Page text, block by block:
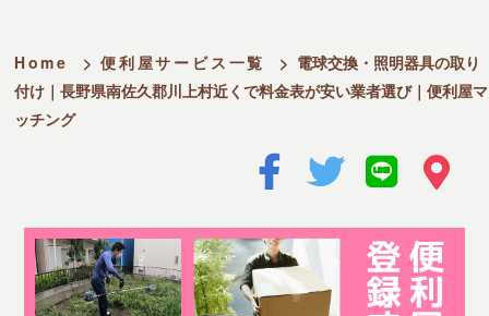
Home > 便利屋サービス一覧 > 電球交換・照明器具の取り
付け｜長野県南佐久郡川上村近くで料金表が安い業者選び｜便利屋マ
ッチング